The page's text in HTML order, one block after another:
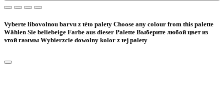
Vyberte libovolnou barvu z této palety Choose any colour from this palette
Wählen Sie beliebeige Farbe aus dieser Palette Bыберите любой цвет из
этой гаммы Wybierzcie dowolny kolor z tej palety